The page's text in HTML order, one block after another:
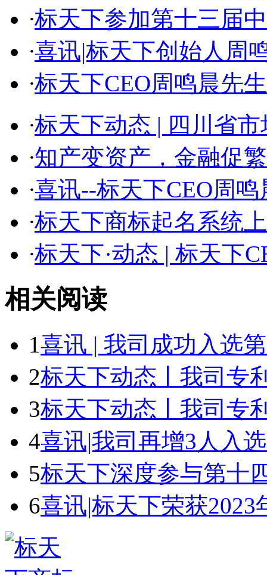
·标天下参加第十三届
·喜讯|标天下创始人周
·标天下CEO周鸣晨先
·标天下动态 | 四川省市
·知产变资产，金融促
·喜讯--标天下CEO周鸣
·标天下商标起名系统
·标天下·动态 | 标天下
相关阅读
1喜讯 | 我司成功入选
2标天下动态丨我司专
3标天下动态丨我司专
4喜讯|我司再增3人入
5标天下深度参与第十
6喜讯|标天下荣获2023